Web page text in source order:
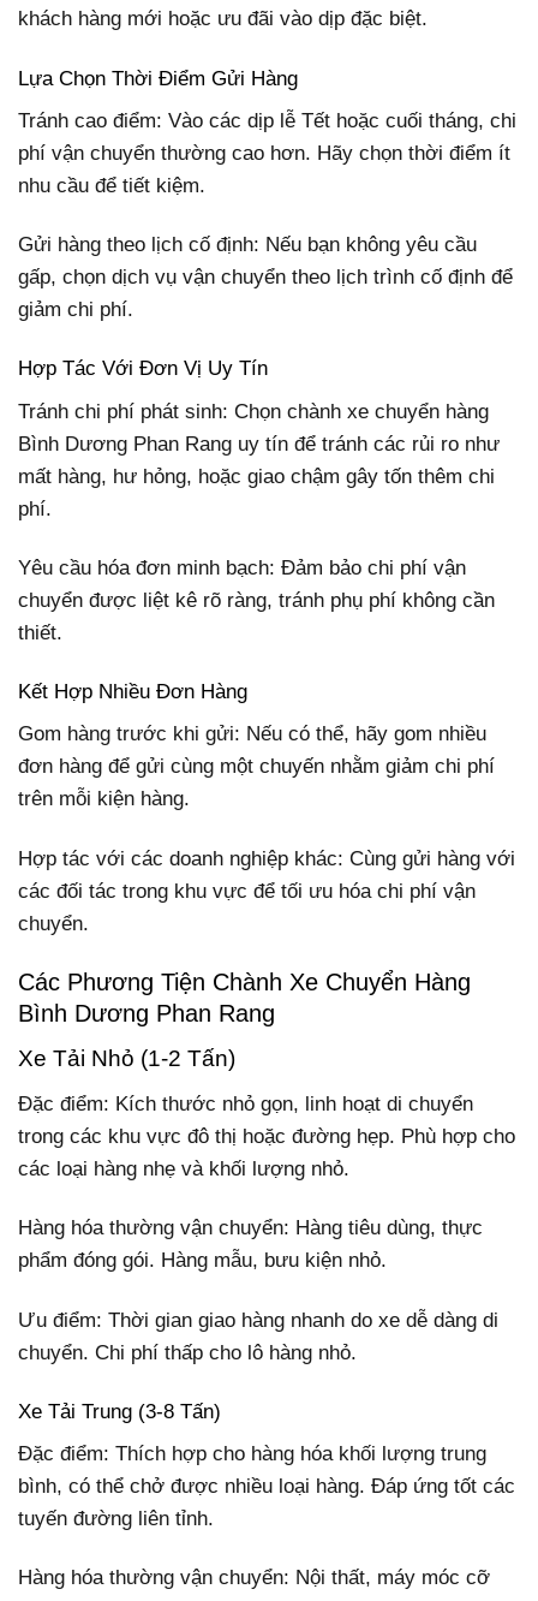
khách hàng mới hoặc ưu đãi vào dịp đặc biệt.
Lựa Chọn Thời Điểm Gửi Hàng
Tránh cao điểm: Vào các dịp lễ Tết hoặc cuối tháng, chi
phí vận chuyển thường cao hơn. Hãy chọn thời điểm ít
nhu cầu để tiết kiệm.
Gửi hàng theo lịch cố định: Nếu bạn không yêu cầu
gấp, chọn dịch vụ vận chuyển theo lịch trình cố định để
giảm chi phí.
Hợp Tác Với Đơn Vị Uy Tín
Tránh chi phí phát sinh: Chọn chành xe chuyển hàng
Bình Dương Phan Rang uy tín để tránh các rủi ro như
mất hàng, hư hỏng, hoặc giao chậm gây tốn thêm chi
phí.
Yêu cầu hóa đơn minh bạch: Đảm bảo chi phí vận
chuyển được liệt kê rõ ràng, tránh phụ phí không cần
thiết.
Kết Hợp Nhiều Đơn Hàng
Gom hàng trước khi gửi: Nếu có thể, hãy gom nhiều
đơn hàng để gửi cùng một chuyến nhằm giảm chi phí
trên mỗi kiện hàng.
Hợp tác với các doanh nghiệp khác: Cùng gửi hàng với
các đối tác trong khu vực để tối ưu hóa chi phí vận
chuyển.
Các Phương Tiện Chành Xe Chuyển Hàng
Bình Dương Phan Rang
Xe Tải Nhỏ (1-2 Tấn)
Đặc điểm: Kích thước nhỏ gọn, linh hoạt di chuyển
trong các khu vực đô thị hoặc đường hẹp. Phù hợp cho
các loại hàng nhẹ và khối lượng nhỏ.
Hàng hóa thường vận chuyển: Hàng tiêu dùng, thực
phẩm đóng gói. Hàng mẫu, bưu kiện nhỏ.
Ưu điểm: Thời gian giao hàng nhanh do xe dễ dàng di
chuyển. Chi phí thấp cho lô hàng nhỏ.
Xe Tải Trung (3-8 Tấn)
Đặc điểm: Thích hợp cho hàng hóa khối lượng trung
bình, có thể chở được nhiều loại hàng. Đáp ứng tốt các
tuyến đường liên tỉnh.
Hàng hóa thường vận chuyển: Nội thất, máy móc cỡ